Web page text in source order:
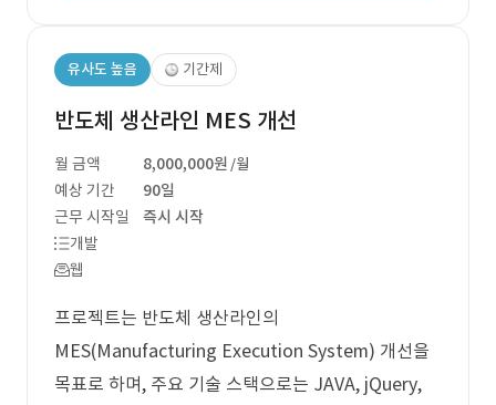
유사도 높음 기간제
반도체 생산라인 MES 개선
월 금액 8,000,000원 /월
예상 기간
90일
근무 시작일
즉시 시작
개발
웹
프로젝트는 반도체 생산라인의
MES(Manufacturing Execution System) 개선을
목표로 하며, 주요 기술 스택으로는 JAVA, jQuery,